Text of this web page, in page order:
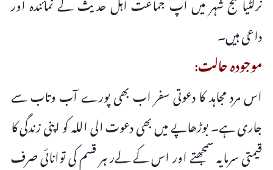
داعی ہیں۔
موجودہ حالت:
اس مرد مجاہد کا دعوتی سفر اب بھی پورے آب وتاب سے
جاری ہے۔ بوڑھاپے میں بھی دعوت الی اللہ کو اپنی زندگی کا
قیمتی سرمایہ سمجھتے اور اس کے لےر ہر قسم کی توانائی صرف